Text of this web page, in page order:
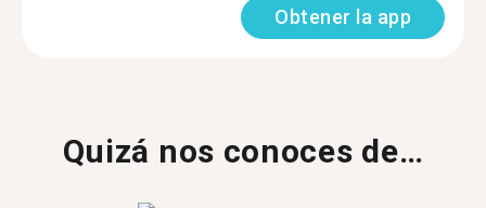
Obtener la app
Quizá nos conoces de…